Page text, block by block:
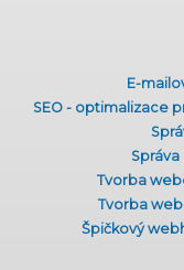
E-
SEO - optimalizace
Tvorba
Tvorba
Špičkový